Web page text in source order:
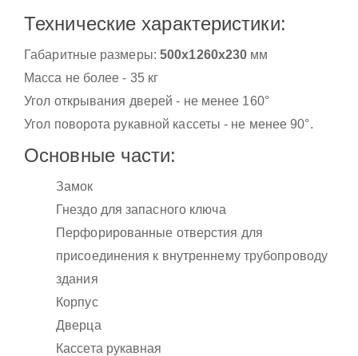
Технические характеристики:
Габаритные размеры: 500x1260x230 мм
Масса не более - 35 кг
Угол открывания дверей - не менее 160°
Угол поворота рукавной кассеты - не менее 90°.
Основные части:
Замок
Гнездо для запасного ключа
Перфорированные отверстия для
присоединения к внутреннему трубопроводу
здания
Корпус
Дверца
Кассета рукавная